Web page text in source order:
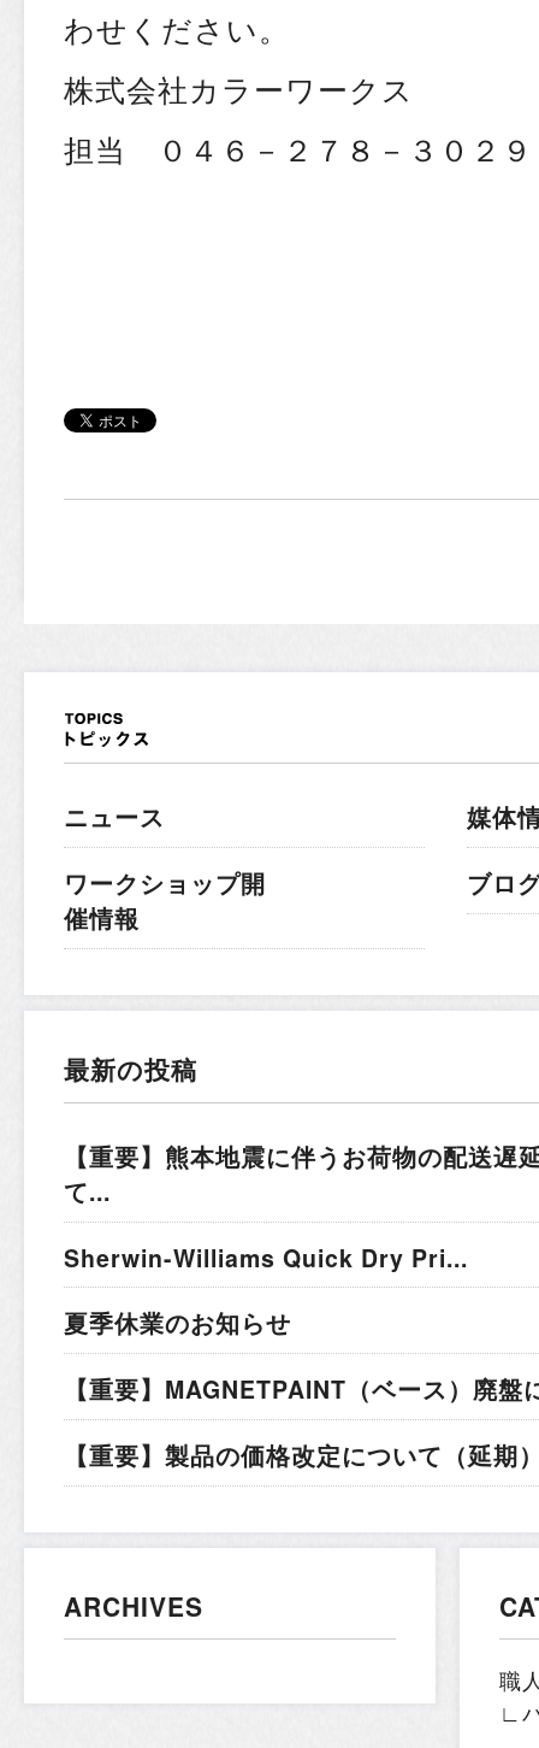
わせください。
株式会社カラーワークス
担当 ０４６－２７８－３０２９
ニュース
ワークショップ開
催情報
媒体
ブロ
最新の投稿
【重要】熊本地震に伴うお荷物の配送遅
て...
Sherwin-Williams Quick Dry Pri...
夏季休業のお知らせ
【重要】MAGNETPAINT（ベース）廃
【重要】製品の価格改定について（延期
ARCHIVES
職
∟